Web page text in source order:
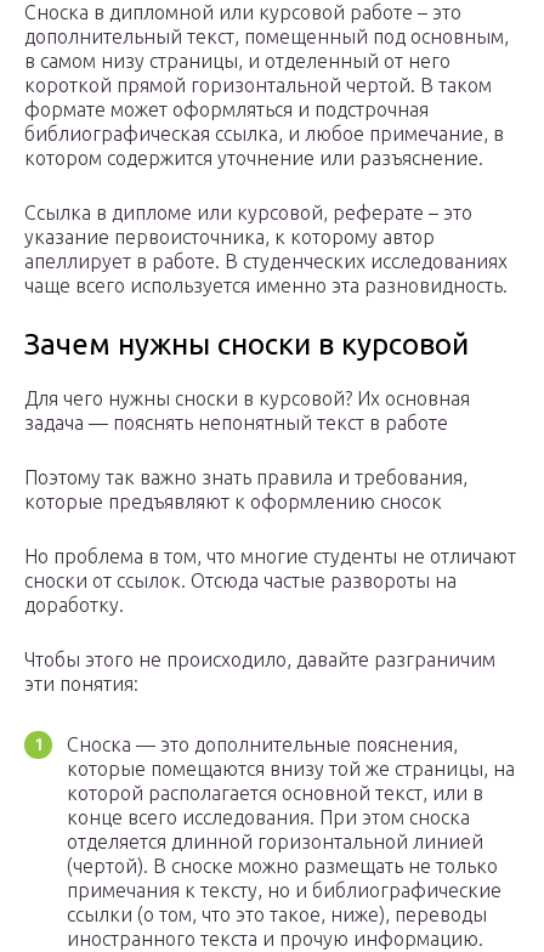
Сноска в дипломной или курсовой работе – это
дополнительный текст, помещенный под основным,
в самом низу страницы, и отделенный от него
короткой прямой горизонтальной чертой. В таком
формате может оформляться и подстрочная
библиографическая ссылка, и любое примечание, в
котором содержится уточнение или разъяснение.
Ссылка в дипломе или курсовой, реферате – это
указание первоисточника, к которому автор
апеллирует в работе. В студенческих исследованиях
чаще всего используется именно эта разновидность.
Зачем нужны сноски в курсовой
Для чего нужны сноски в курсовой? Их основная
задача — пояснять непонятный текст в работе
Поэтому так важно знать правила и требования,
которые предъявляют к оформлению сносок
Но проблема в том, что многие студенты не отличают
сноски от ссылок. Отсюда частые развороты на
доработку.
Чтобы этого не происходило, давайте разграничим
эти понятия:
Сноска — это дополнительные пояснения,
которые помещаются внизу той же страницы, на
которой располагается основной текст, или в
конце всего исследования. При этом сноска
отделяется длинной горизонтальной линией
(чертой). В сноске можно размещать не только
примечания к тексту, но и библиографические
ссылки (о том, что это такое, ниже), переводы
иностранного текста и прочую информацию.